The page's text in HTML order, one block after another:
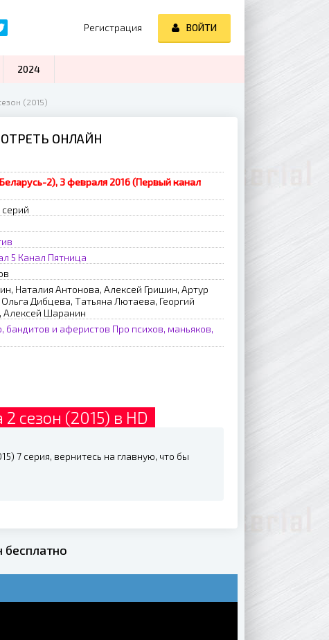
(2015)
ОНЛАЙН
2), 3 февраля 2016 (Первый канал
серий
5 Канал Пятница
Наталия Антонова, Алексей Гришин, Артур
Дибцева, Татьяна Лютаева, Георгий
Алексей Шаранин
бандитов и аферистов Про психов, маньяков,
сезон (2015) в HD
7 серия, вернитесь на главную, что бы
Регистрация ВОЙТИ
2024